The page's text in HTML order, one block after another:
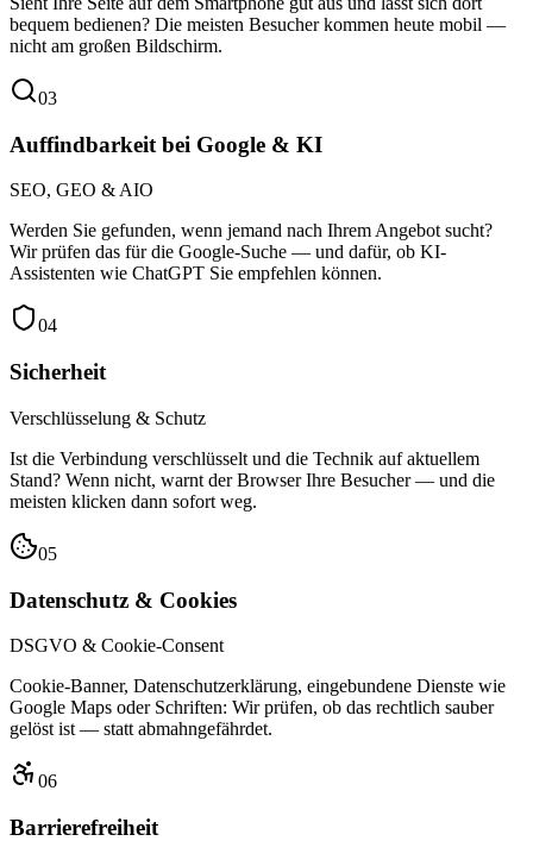
bequem bedienen? Die meisten Besucher kommen heute mobil —
nicht am großen Bildschirm.
03
Auffindbarkeit bei Google & KI
SEO, GEO & AIO
Werden Sie gefunden, wenn jemand nach Ihrem Angebot sucht?
Wir prüfen das für die Google-Suche — und dafür, ob KI-
Assistenten wie ChatGPT Sie empfehlen können.
04
Sicherheit
Verschlüsselung & Schutz
Ist die Verbindung verschlüsselt und die Technik auf aktuellem
Stand? Wenn nicht, warnt der Browser Ihre Besucher — und die
meisten klicken dann sofort weg.
05
Datenschutz & Cookies
DSGVO & Cookie-Consent
Cookie-Banner, Datenschutzerklärung, eingebundene Dienste wie
Google Maps oder Schriften: Wir prüfen, ob das rechtlich sauber
gelöst ist — statt abmahngefährdet.
06
Barrierefreiheit